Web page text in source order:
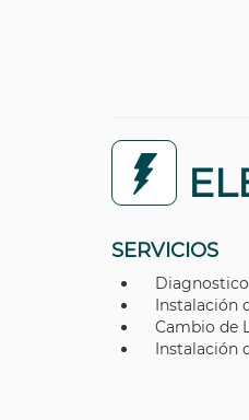
SERVICIOS
Instalación
Cambio de
Instalación